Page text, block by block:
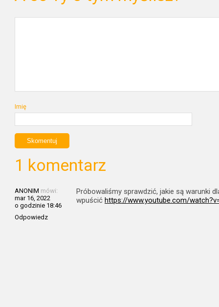
Imię
1 komentarz
ANONIM mówi:
mar 16, 2022
o godzinie 18:46
Odpowiedz
Próbowaliśmy sprawdzić, jakie są warunki
wpuścić https://www.youtube.com/